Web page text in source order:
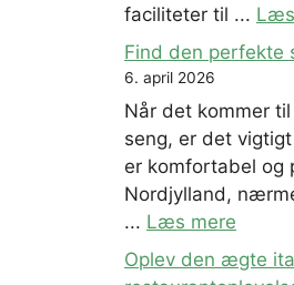
faciliteter til ...
Find den perfekte
6. april 2026
Når det kommer
seng, er det
er komfortabel og
Nordjylland,
... Læs mere
Oplev den ægte